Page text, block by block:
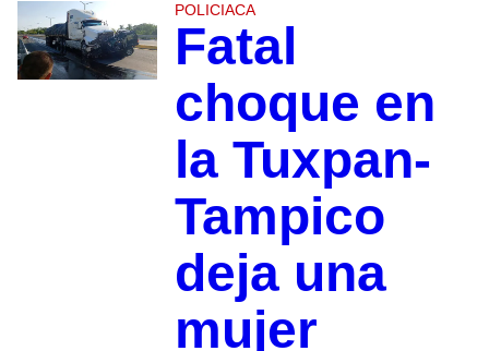
POLICIACA
Fatal
choque en
la Tuxpan-
Tampico
deja una
mujer